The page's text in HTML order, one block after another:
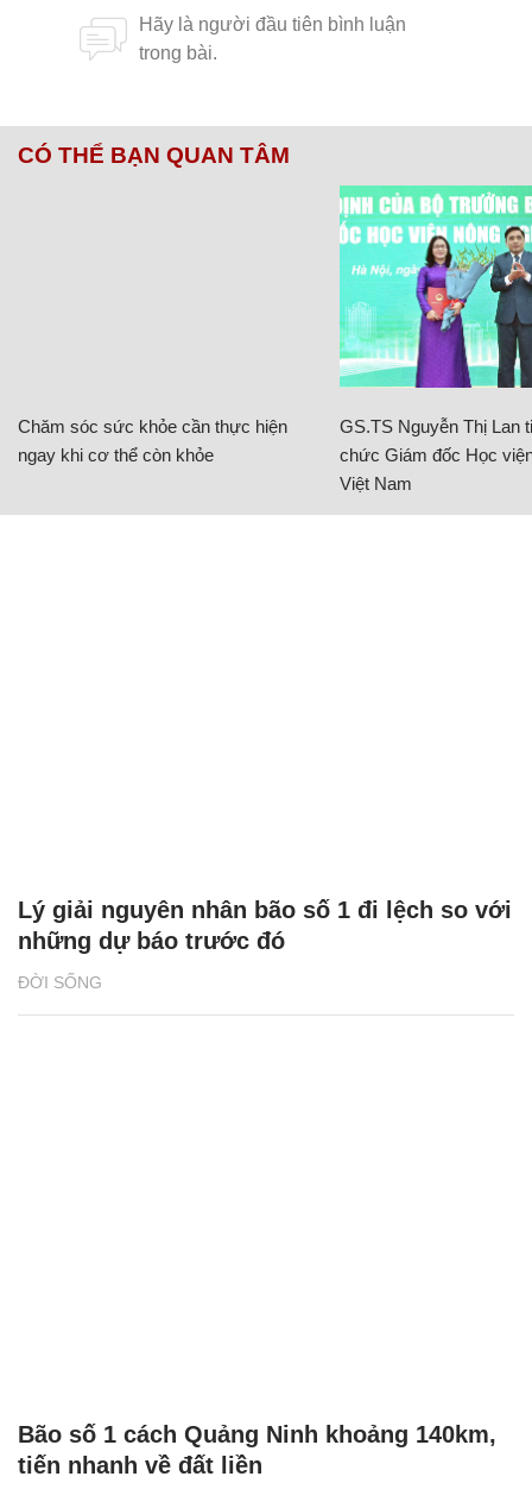
CÓ THỂ BẠN QUAN TÂM
Chăm sóc sức khỏe cần thực hiện
ngay khi cơ thể còn khỏe
GS.TS Nguyễn Thị Lan
chức Giám đốc Học
Việt Nam
ĐỜI SỐNG
Lý giải nguyên nhân bão số 1 đi lệch so với
những dự báo trước đó
Bão số 1 cách Quảng Ninh khoảng 140km,
tiến nhanh về đất liền